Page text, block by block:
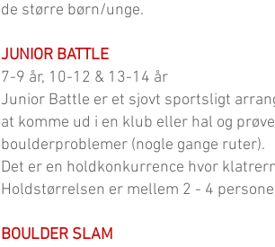
de større børn/unge.
JUNIOR BATTLE
7-9 år, 10-12 & 13-14 år
Junior Battle er et sjovt sportsligt
at komme ud i en klub eller hal og
boulderproblemer (nogle gange ruter).
Det er en holdkonkurrence hvor
Holdstørrelsen er mellem 2 - 4
BOULDER SLAM